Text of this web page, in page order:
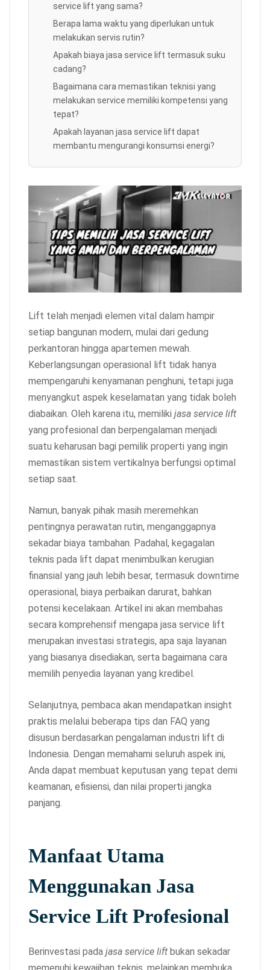
service lift yang sama?
Berapa lama waktu yang diperlukan untuk
melakukan servis rutin?
Apakah biaya jasa service lift termasuk suku
cadang?
Bagaimana cara memastikan teknisi yang
melakukan service memiliki kompetensi yang
tepat?
Apakah layanan jasa service lift dapat
membantu mengurangi konsumsi energi?
Lift telah menjadi elemen vital dalam hampir
setiap bangunan modern, mulai dari gedung
perkantoran hingga apartemen mewah.
Keberlangsungan operasional lift tidak hanya
mempengaruhi kenyamanan penghuni, tetapi juga
menyangkut aspek keselamatan yang tidak boleh
diabaikan. Oleh karena itu, memiliki jasa service lift
yang profesional dan berpengalaman menjadi
suatu keharusan bagi pemilik properti yang ingin
memastikan sistem vertikalnya berfungsi optimal
setiap saat.
Namun, banyak pihak masih meremehkan
pentingnya perawatan rutin, menganggapnya
sekadar biaya tambahan. Padahal, kegagalan
teknis pada lift dapat menimbulkan kerugian
finansial yang jauh lebih besar, termasuk downtime
operasional, biaya perbaikan darurat, bahkan
potensi kecelakaan. Artikel ini akan membahas
secara komprehensif mengapa jasa service lift
merupakan investasi strategis, apa saja layanan
yang biasanya disediakan, serta bagaimana cara
memilih penyedia layanan yang kredibel.
Selanjutnya, pembaca akan mendapatkan insight
praktis melalui beberapa tips dan FAQ yang
disusun berdasarkan pengalaman industri lift di
Indonesia. Dengan memahami seluruh aspek ini,
Anda dapat membuat keputusan yang tepat demi
keamanan, efisiensi, dan nilai properti jangka
panjang.
Manfaat Utama
Menggunakan Jasa
Service Lift Profesional
Berinvestasi pada jasa service lift bukan sekadar